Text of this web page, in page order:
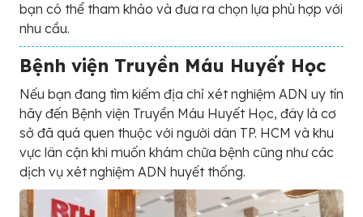
bạn có thể tham khảo và đưa ra chọn lựa phù hợp với
nhu cầu.
Bệnh viện Truyền Máu Huyết Học
Nếu bạn đang tìm kiếm địa chỉ xét nghiệm ADN uy tín
hãy đến Bệnh viện Truyền Máu Huyết Học, đây là cơ
sở đã quá quen thuộc với người dân TP. HCM và khu
vực lân cận khi muốn khám chữa bệnh cũng như các
dịch vụ xét nghiệm ADN huyết thống.